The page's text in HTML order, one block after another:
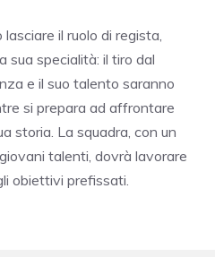
lasciare il ruolo di regista,
sua specialità: il tiro dal
e il suo talento saranno
si prepara ad affrontare
storia. La squadra, con un
talenti, dovrà lavorare
obiettivi prefissati.